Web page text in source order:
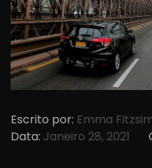
Escrito por: Emma
Data: Janeiro 28, 2021